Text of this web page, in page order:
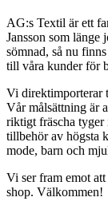
AG:s Textil är ett
Jansson som länge
sömnad, så nu
till våra kunder för
Vi direktimporterar
Vår målsättning är
riktigt fräscha tyger
tillbehör av högsta
mode, barn och
Vi ser fram emot
shop. Välkommen!